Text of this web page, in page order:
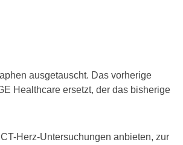
ausgetauscht. Das vorherige
Healthcare ersetzt, der das bisherige
Herz-Untersuchungen anbieten, zur